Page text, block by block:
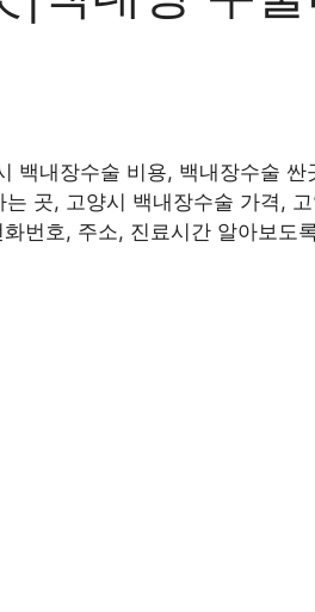
내장수술 비용, 백내장수술
곳, 고양시 백내장수술 가격,
번호, 주소, 진료시간 알아보도